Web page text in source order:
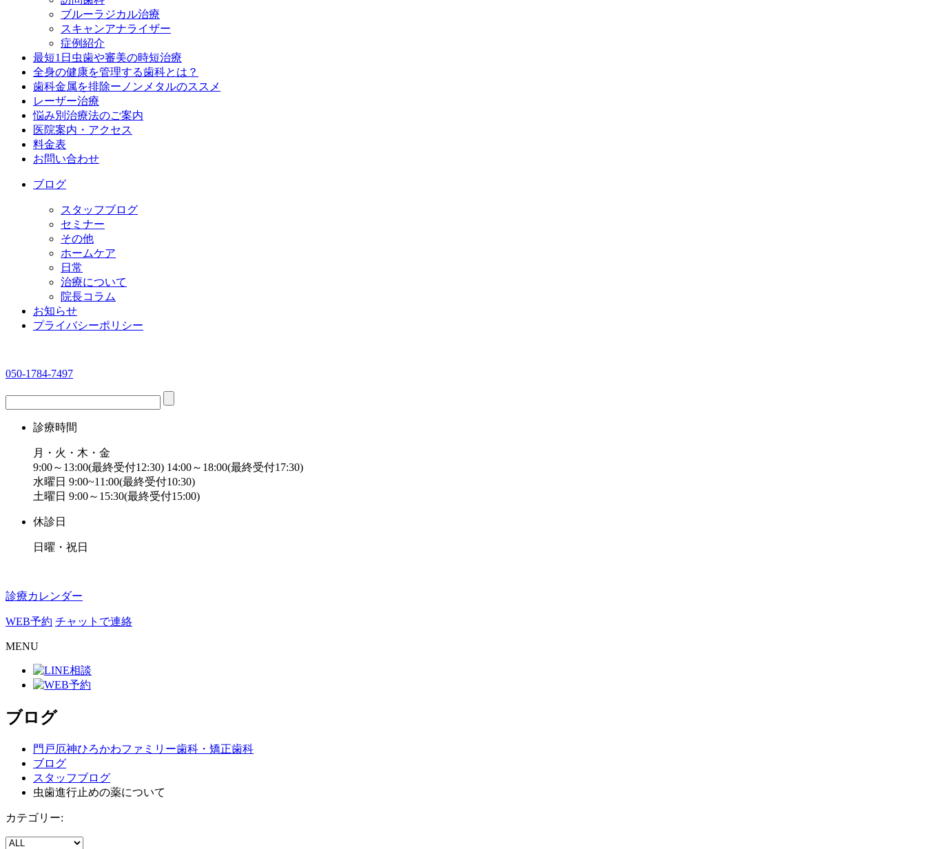
ブルーラジカル治療
スキャンアナライザー
症例紹介
最短1日虫歯や審美の時短治療
全身の健康を管理する歯科とは？
歯科金属を排除ーノンメタルのススメ
レーザー治療
悩み別治療法のご案内
医院案内・アクセス
料金表
お問い合わせ
ブログ
スタッフブログ
セミナー
その他
ホームケア
日常
治療について
院長コラム
お知らせ
プライバシーポリシー
050-1784-7497
診療時間
月・火・木・金
9:00～13:00(最終受付12:30) 14:00～18:00(最終受付17:30)
水曜日 9:00~11:00(最終受付10:30)
土曜日 9:00～15:30(最終受付15:00)
休診日
日曜・祝日
診療カレンダー
WEB予約 チャットで連絡
MENU
ブログ
門戸厄神ひろかわファミリー歯科・矯正歯科
ブログ
スタッフブログ
虫歯進行止めの薬について
カテゴリー: